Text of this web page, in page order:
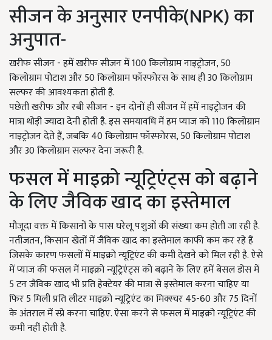
सीजन के अनुसार एनपीके(NPK) का
अनुपात-
खरीफ सीजन - हमें खरीफ सीजन में 100 किलोग्राम नाइट्रोजन, 50
किलोग्राम पोटाश और 50 किलोग्राम फॉस्फोरस के साथ ही 30 किलोग्राम
सल्फर की आवश्यकता होती है.
पछेती खरीफ और रबी सीजन - इन दोनों ही सीजन में हमें नाइट्रोजन की
मात्रा थोड़ी ज्यादा देनी होती है. इस समयावधि में हम प्याज को 110 किलोग्राम
नाइट्रोजन देते हैं, जबकि 40 किलोग्राम फॉस्फोरस, 50 किलोग्राम पोटाश
और 30 किलोग्राम सल्फर देना जरूरी है.
फसल में माइक्रो न्यूट्रिएंट्स को बढ़ाने
के लिए जैविक खाद का इस्तेमाल
मौजूदा वक्त में किसानों के पास घरेलू पशुओं की संख्या कम होती जा रही है.
नतीजतन, किसान खेतों में जैविक खाद का इस्तेमाल काफी कम कर रहे हैं
जिसके कारण फसलों में माइक्रो न्यूट्रिएंट की कमी देखने को मिल रही है. ऐसे
में प्याज की फसल में माइक्रो न्यूट्रिएंट्स को बढ़ाने के लिए हमें बेसल डोस में
5 टन जैविक खाद भी प्रति हेक्टेयर की मात्रा से इस्तेमाल करना चाहिए या
फिर 5 मिली प्रति लीटर माइक्रो न्यूट्रिएंट का मिक्स्चर 45-60 और 75 दिनों
के अंतराल में स्प्रे करना चाहिए. ऐसा करने से फसल में माइक्रो न्यूट्रिएंट की
कमी नहीं होती है.